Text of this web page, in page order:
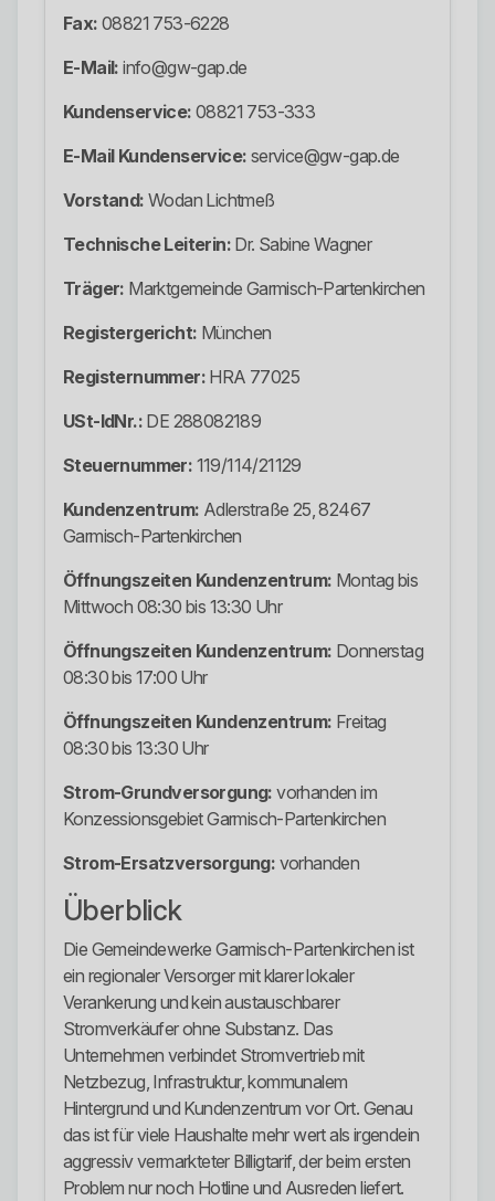
Fax: 08821 753-6228
E-Mail: info@gw-gap.de
Kundenservice: 08821 753-333
E-Mail Kundenservice: service@gw-gap.de
Vorstand: Wodan Lichtmeß
Technische Leiterin: Dr. Sabine Wagner
Träger: Marktgemeinde Garmisch-Partenkirchen
Registergericht: München
Registernummer: HRA 77025
USt-IdNr.: DE 288082189
Steuernummer: 119/114/21129
Kundenzentrum: Adlerstraße 25, 82467
Garmisch-Partenkirchen
Öffnungszeiten Kundenzentrum: Montag bis
Mittwoch 08:30 bis 13:30 Uhr
Öffnungszeiten Kundenzentrum: Donnerstag
08:30 bis 17:00 Uhr
Öffnungszeiten Kundenzentrum: Freitag
08:30 bis 13:30 Uhr
Strom-Grundversorgung: vorhanden im
Konzessionsgebiet Garmisch-Partenkirchen
Strom-Ersatzversorgung: vorhanden
Überblick
Die Gemeindewerke Garmisch-Partenkirchen ist
ein regionaler Versorger mit klarer lokaler
Verankerung und kein austauschbarer
Stromverkäufer ohne Substanz. Das
Unternehmen verbindet Stromvertrieb mit
Netzbezug, Infrastruktur, kommunalem
Hintergrund und Kundenzentrum vor Ort. Genau
das ist für viele Haushalte mehr wert als irgendein
aggressiv vermarkteter Billigtarif, der beim ersten
Problem nur noch Hotline und Ausreden liefert.